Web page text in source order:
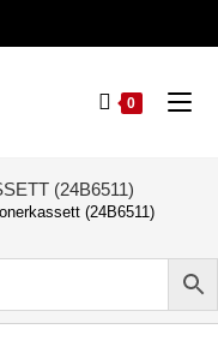
0
(24B6511)
(24B6511)